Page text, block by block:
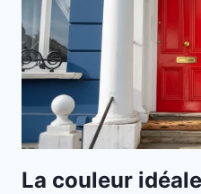
La couleur